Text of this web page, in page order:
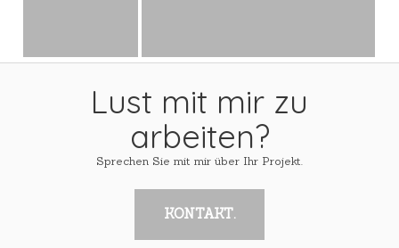
Lust mit mir zu
arbeiten?
Sprechen Sie mit mir über Ihr Projekt.
KONTAKT.